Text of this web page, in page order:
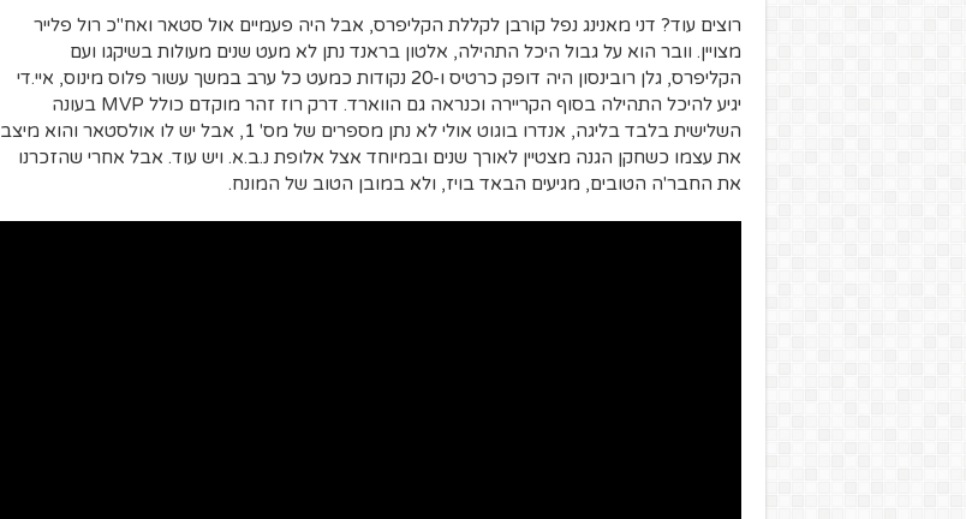
רוצים עוד? דני מאנינג נפל קורבן לקללת הקליפרס, אבל היה פעמיים אול סטאר ואח"כ רול פלייר
מצויין. וובר הוא על גבול היכל התהילה, אלטון בראנד נתן לא מעט שנים מעולות בשיקגו ועם
הקליפרס, גלן רובינסון היה דופק כרטיס ו-20 נקודות כמעט כל ערב במשך עשור פלוס מינוס, איי.די
יגיע להיכל התהילה בסוף הקריירה וכנראה גם הווארד. דרק רוז זהר מוקדם כולל MVP בעונה
השלישית בלבד בליגה, אנדרו בוגוט אולי לא נתן מספרים של מס' 1, אבל יש לו אולסטאר והוא מיצב
את עצמו כשחקן הגנה מצטיין לאורך שנים ובמיוחד אצל אלופת נ.ב.א. ויש עוד. אבל אחרי שהזכרנו
את החבר'ה הטובים, מגיעים הבאד בויז, ולא במובן הטוב של המונח.